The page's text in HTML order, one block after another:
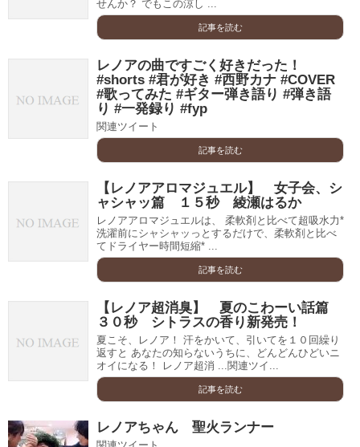
せんか？ でもこの涼し ...
記事を読む
レノアの曲ですごく好きだった！
#shorts #君が好き #西野カナ #COVER
#歌ってみた #ギター弾き語り #弾き語
り #一発録り #fyp
関連ツイート
記事を読む
【レノアアロマジュエル】 女子会、シ
ャシャッ篇 １５秒 綾瀬はるか
レノアアロマジュエルは、 柔軟剤と比べて超吸水力*
洗濯前にシャシャッっとするだけで、柔軟剤と比べ
てドライヤー時間短縮* ...
記事を読む
【レノア超消臭】 夏のこわーい話篇
３０秒 シトラスの香り新発売！
夏こそ、レノア！ 汗をかいて、引いてを１０回繰り
返すと あなたの知らないうちに、どんどんひどいニ
オイになる！ レノア超消 ...関連ツイ...
記事を読む
レノアちゃん 聖火ランナー